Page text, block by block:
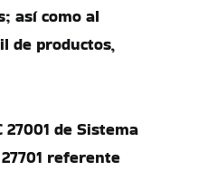
así como al
de productos,
de Sistema
referente